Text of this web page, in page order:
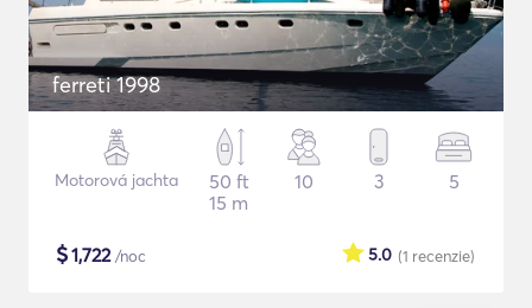
ferreti 1998
Motorová jachta
50 ft
15 m
10 3 5
$1,722/noc (1 recenzie)
5.0